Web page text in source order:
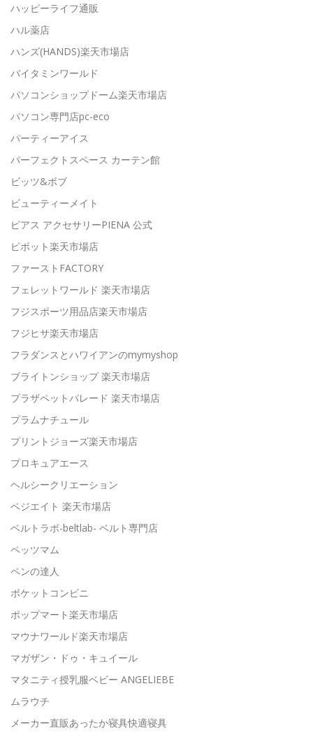
ハッピーライフ通販
ハル薬店
ハンズ(HANDS)楽天市場店
バイタミンワールド
パソコンショップドーム楽天市場店
パソコン専門店pc-eco
パーティーアイス
パーフェクトスペース カーテン館
ビッツ&ボブ
ビューティーメイト
ピアス アクセサリーPIENA 公式
ピボット楽天市場店
ファーストFACTORY
フェレットワールド 楽天市場店
フジスポーツ用品店楽天市場店
フジヒサ楽天市場店
フラダンスとハワイアンのmymyshop
ブライトンショップ 楽天市場店
プラザペットパレード 楽天市場店
プラムナチュール
プリントジョーズ楽天市場店
プロキュアエース
ヘルシークリエーション
ベジエイト 楽天市場店
ベルトラボ-beltlab- ベルト専門店
ペッツマム
ペンの達人
ポケットコンビニ
ポップマート楽天市場店
マウナワールド楽天市場店
マガザン・ドゥ・キュイール
マタニティ授乳服ベビー ANGELIEBE
ムラウチ
メーカー直販あったか寝具快適寝具